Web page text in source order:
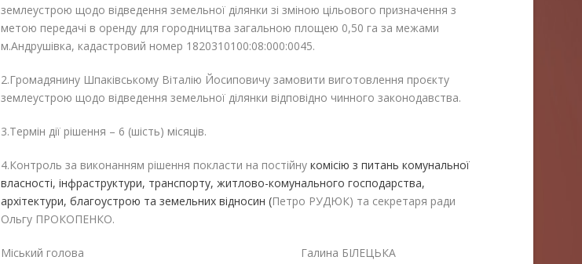
землеустрою щодо відведення земельної ділянки зі зміною цільового призначення з
метою передачі в оренду для городництва загальною площею 0,50 га за межами
м.Андрушівка, кадастровий номер 1820310100:08:000:0045.
2.Громадянину Шпаківському Віталію Йосиповичу замовити виготовлення проєкту
землеустрою щодо відведення земельної ділянки відповідно чинного законодавства.
3.Термін дії рішення – 6 (шість) місяців.
4.Контроль за виконанням рішення покласти на постійну комісію з питань комунальної
власності, інфраструктури, транспорту, житлово-комунального господарства,
архітектури, благоустрою та земельних відносин (Петро РУДЮК) та секретаря ради
Ольгу ПРОКОПЕНКО.
Міський голова Галина БІЛЕЦЬКА